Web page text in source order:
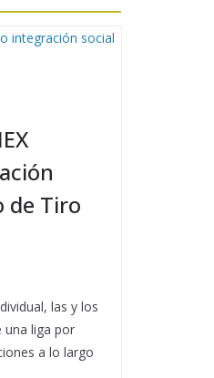
de Tiro
las y los
una liga por
a lo largo